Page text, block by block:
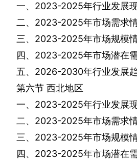
一、 2023-2025年行业发展
二、 2023-2025年市场需求
三、 2023-2025年市场规模
四、 2023-2025年市场潜在
五、 2026-2030年行业发展
第六节 西北地区
一、 2023-2025年行业发展
二、 2023-2025年市场需求
三、 2023-2025年市场规模
四、 2023-2025年市场潜在